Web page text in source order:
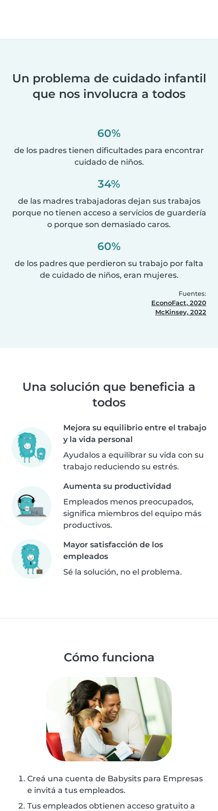
Un problema de cuidado infantil
que nos involucra a todos
60%
de los padres tienen dificultades para encontrar
cuidado de niños.
34%
de las madres trabajadoras dejan sus trabajos
porque no tienen acceso a servicios de guardería
o porque son demasiado caros.
60%
de los padres que perdieron su trabajo por falta
de cuidado de niños, eran mujeres.
Fuentes:
EconoFact, 2020
McKinsey, 2022
Una solución que beneficia a
todos
Mejora su equilibrio entre el trabajo
y la vida personal
Ayudalos a equilibrar su vida con su
trabajo reduciendo su estrés.
Aumenta su productividad
Empleados menos preocupados,
significa miembros del equipo más
productivos.
Mayor satisfacción de los
empleados
Sé la solución, no el problema.
Cómo funciona
Creá una cuenta de Babysits para Empresas
e invitá a tus empleados.
Tus empleados obtienen acceso gratuito a